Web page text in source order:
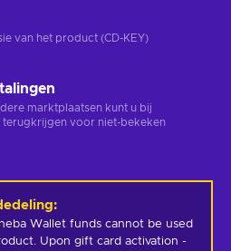
van het product (CD-KEY)
marktplaatsen kunt u bij
terugkrijgen voor niet-bekeken
:
Wallet funds cannot be used
Upon gift card activation -